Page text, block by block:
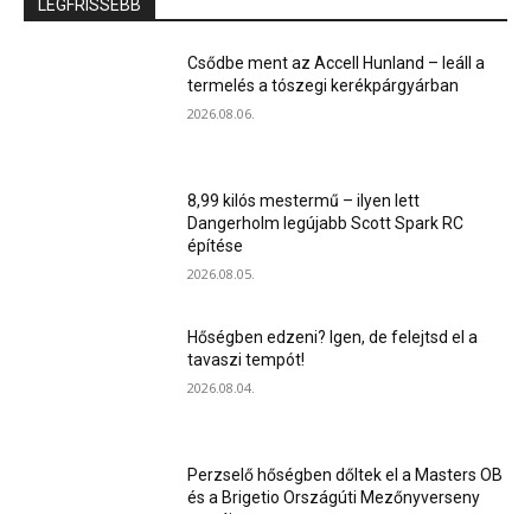
LEGFRISSEBB
Csődbe ment az Accell Hunland – leáll a
termelés a tószegi kerékpárgyárban
2026.08.06.
8,99 kilós mestermű – ilyen lett
Dangerholm legújabb Scott Spark RC
építése
2026.08.05.
Hőségben edzeni? Igen, de felejtsd el a
tavaszi tempót!
2026.08.04.
Perzselő hőségben dőltek el a Masters OB
és a Brigetio Országúti Mezőnyverseny